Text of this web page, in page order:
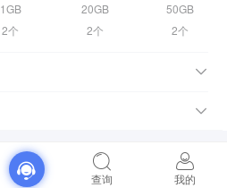
1GB 20GB
50GB
2个 2个 2个
查询 我的